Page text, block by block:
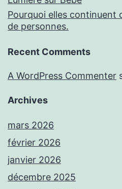
Pourquoi elles continuent
de personnes.
Recent Comments
A WordPress Commenter
Archives
mars 2026
février 2026
janvier 2026
décembre 2025